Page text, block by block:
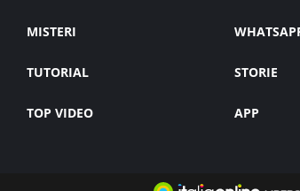
MISTERI
TUTORIAL STORIE
TOP VIDEO APP